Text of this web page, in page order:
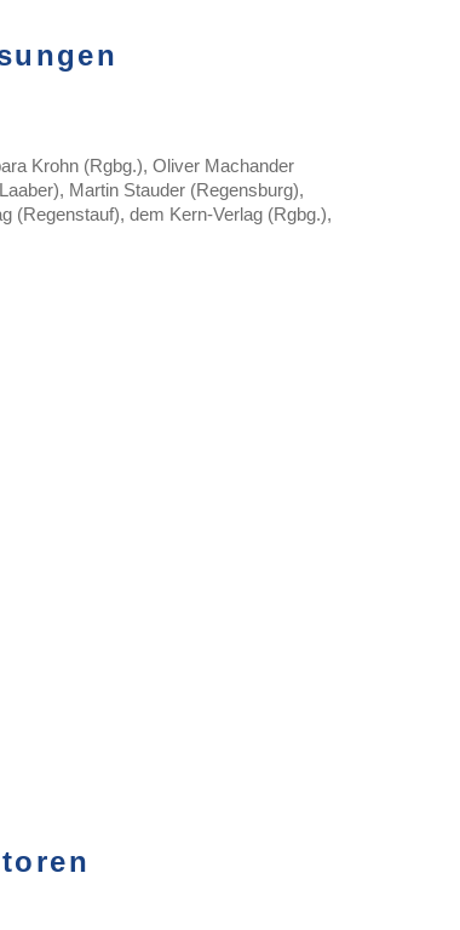
Krohn (Rgbg.), Oliver Machander
Martin Stauder (Regensburg),
(Regenstauf), dem Kern-Verlag (Rgbg.),